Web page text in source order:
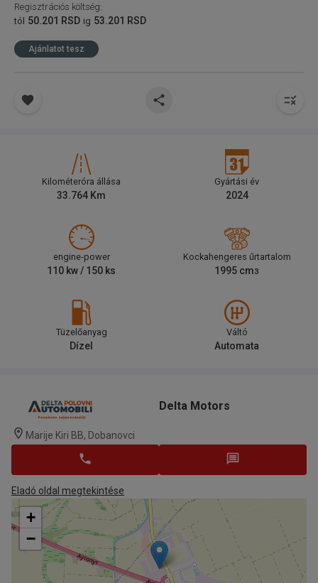
Regisztrációs költség:
tól 50.201 RSD ig 53.201 RSD
Ajánlatot tesz
Kilométeróra állása
33.764 Km
Gyártási év
2024
engine-power
110 kw / 150 ks
Kockahengeres űrtartalom
1995 cm3
Tüzelőanyag
Dízel
Váltó
Automata
Delta Motors
Marije Kiri BB, Dobanovci
Eladó oldal megtekintése
+
−